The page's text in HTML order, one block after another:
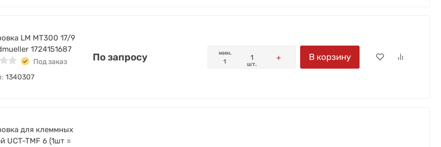
LM MT300 17/9
1724151687
Под заказ
1340307
По запросу
мин.
1
шт.
В корзину
для клеммных
UCT-TMF 6 (1шт =